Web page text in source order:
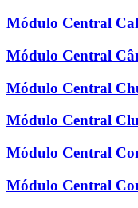
Módulo Central
Módulo Central
Módulo Central
Módulo Central
Módulo Central
Módulo Central